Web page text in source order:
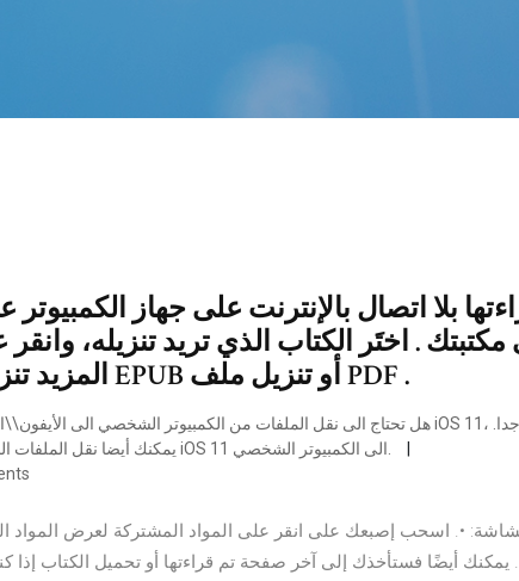
بلا اتصال بالإنترنت على جهاز الكمبيوتر
مكتبتك . اختَر الكتاب الذي تريد تنزيله،
المزيد تنزيل ملف EPUB أو تنزيل ملف PDF .
•. اسحب إصبعك على انقر على المواد المشتركة لعرض المواد
يمكنك أيضًا فستأخذك إلى آخر صفحة تم قراءتها أو تحميل الكتاب إذا